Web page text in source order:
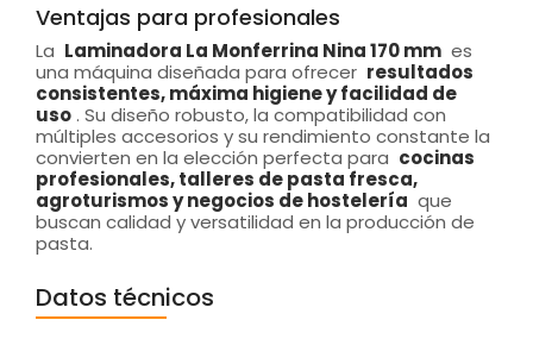
Ventajas para profesionales
La Laminadora La Monferrina Nina 170 mm es
una máquina diseñada para ofrecer resultados
consistentes, máxima higiene y facilidad de
uso . Su diseño robusto, la compatibilidad con
múltiples accesorios y su rendimiento constante la
convierten en la elección perfecta para cocinas
profesionales, talleres de pasta fresca,
agroturismos y negocios de hostelería que
buscan calidad y versatilidad en la producción de
pasta.
Datos técnicos